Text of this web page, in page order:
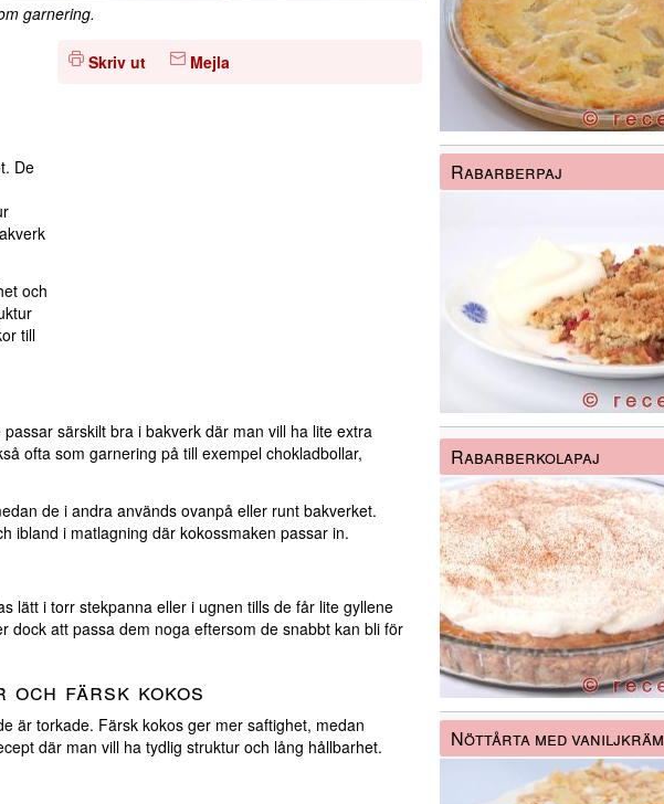
garnering.
Skriv ut Mejla
De
och
till
särskilt bra i bakverk där man vill ha lite extra
ofta som garnering på till exempel chokladbollar,
de i andra används ovanpå eller runt bakverket.
ibland i matlagning där kokossmaken passar in.
lätt i torr stekpanna eller i ugnen tills de får lite gyllene
dock att passa dem noga eftersom de snabbt kan bli för
och färsk kokos
är torkade. Färsk kokos ger mer saftighet, medan
där man vill ha tydlig struktur och lång hållbarhet.
Rabarberpaj
Rabarberkolapaj
Nöttårta med vaniljkräm